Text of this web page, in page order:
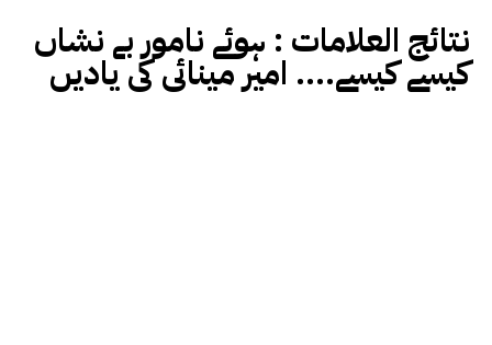
نتائج العلامات : ہوئے نامور بے نشاں
کیسے کیسے.... امیر مینائی کی یادیں